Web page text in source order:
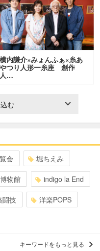
横内謙介×みょんふぁ×糸あ
やつり人形一糸座 創作
人…
む
会 堀ちえみ
物館 indigo la End
闘技 洋楽POPS
キーワードをもっと見る